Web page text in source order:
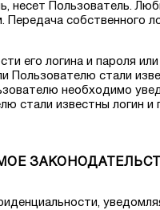
несет Пользователь.
собственного
его логина и пароля
Пользователю стали
необходимо
стали известны логин и